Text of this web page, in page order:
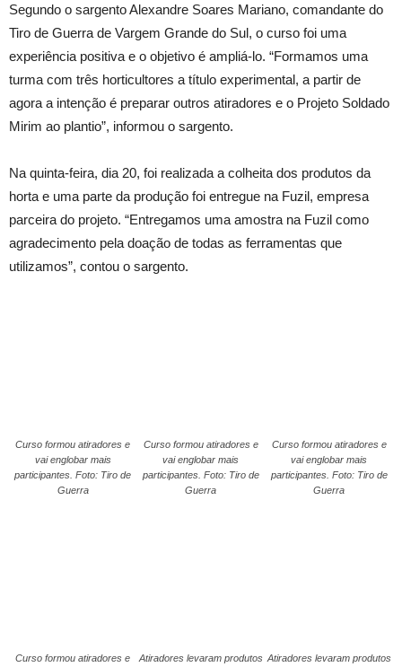
Segundo o sargento Alexandre Soares Mariano, comandante do
Tiro de Guerra de Vargem Grande do Sul, o curso foi uma
experiência positiva e o objetivo é ampliá-lo. “Formamos uma
turma com três horticultores a título experimental, a partir de
agora a intenção é preparar outros atiradores e o Projeto Soldado
Mirim ao plantio”, informou o sargento.
Na quinta-feira, dia 20, foi realizada a colheita dos produtos da
horta e uma parte da produção foi entregue na Fuzil, empresa
parceira do projeto. “Entregamos uma amostra na Fuzil como
agradecimento pela doação de todas as ferramentas que
utilizamos”, contou o sargento.
Curso formou atiradores e
vai englobar mais
participantes. Foto: Tiro de
Guerra
Curso formou atiradores e
vai englobar mais
participantes. Foto: Tiro de
Guerra
Curso formou atiradores e
vai englobar mais
participantes. Foto: Tiro de
Guerra
Curso formou atiradores e
Atiradores levaram produtos Atiradores levaram produtos